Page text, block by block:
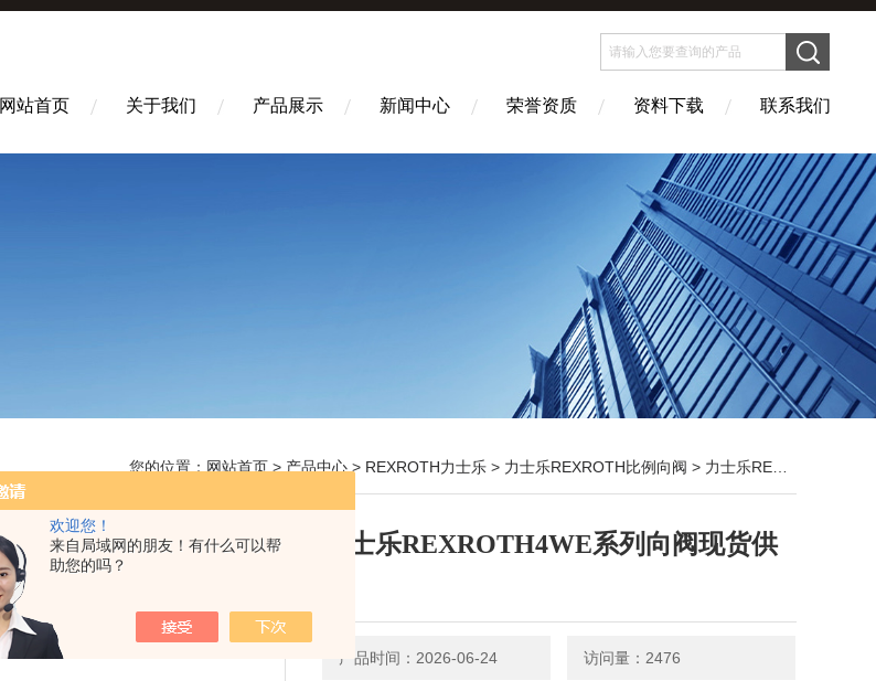
欢迎您！
来自局域网的朋友！有什么可以帮
助您的吗？
网站首页 关于我们 产品展示 新闻中心 荣誉资质 资料下载 联系我们
您的位置： 网站首页 > 产品中心 > REXROTH力士乐 > 力士乐REXROTH比例向阀 > 力士乐REXROTH4WE系列向阀现货供应
力士乐REXROTH4WE系列向阀现货供
产品时间：2026-06-24 访问量：2476